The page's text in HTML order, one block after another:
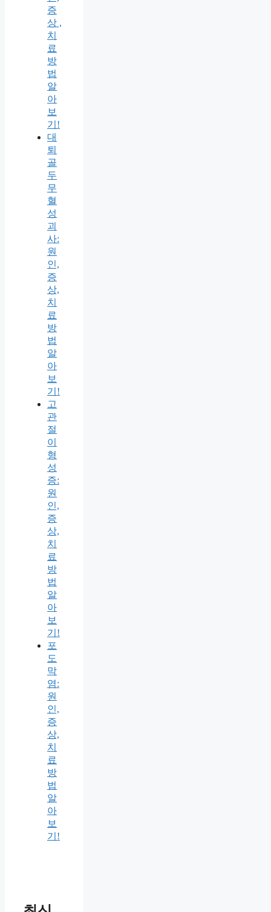
증
상 ,
치
료
방
법
알
아
보
기!
대
퇴
골
두
무
혈
성
괴
사:
원
인,
증
상,
치
료
방
법
알
아
보
기!
고
관
절
이
형
성
증:
원
인,
증
상,
치
료
방
법
알
아
보
기!
포
도
막
염:
원
인,
증
상,
치
료
방
법
알
아
보
기!